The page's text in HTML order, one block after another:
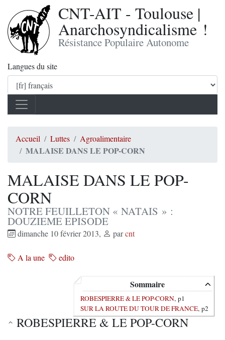
CNT-AIT - Toulouse |
Anarchosyndicalisme !
Résistance Populaire Autonome
Langues du site
Accueil Luttes Agroalimentaire
MALAISE DANS LE POP-CORN
MALAISE DANS LE POP-
CORN
NOTRE FEUILLETON « NATAIS » :
DOUZIEME EPISODE
dimanche 10 février 2013, parcnt
A la une edito
Sommaire
ROBESPIERRE & LE POP-CORN, p1
SUR LA ROUTE DU TOUR DE FRANCE, p2
ROBESPIERRE & LE POP-CORN